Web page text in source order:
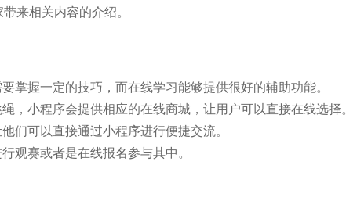
来相关内容的介绍。
握一定的技巧，而在线学习能够提供很好的辅助功能。
小程序会提供相应的在线商城，让用户可以直接在线选择。
们可以直接通过小程序进行便捷交流。
观赛或者是在线报名参与其中。